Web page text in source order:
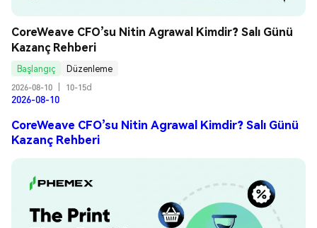
CoreWeave CFO’su Nitin Agrawal Kimdir? Salı Günü
Kazanç Rehberi
Başlangıç
Düzenleme
2026-08-10
10-15d
2026-08-10
CoreWeave CFO’su Nitin Agrawal Kimdir? Salı Günü
Kazanç Rehberi